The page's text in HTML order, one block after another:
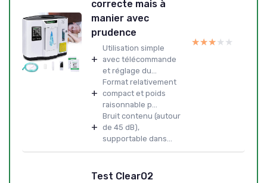
correcte mais à
manier avec
prudence
+
Utilisation simple
avec télécommande
et réglage du...
+
Format relativement
compact et poids
raisonnable p...
+
Bruit contenu (autour
de 45 dB),
supportable dans...
★★★★★
★★★★★
Test ClearO2